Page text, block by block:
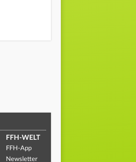
FFH-WELT
FFH-App
Newsletter